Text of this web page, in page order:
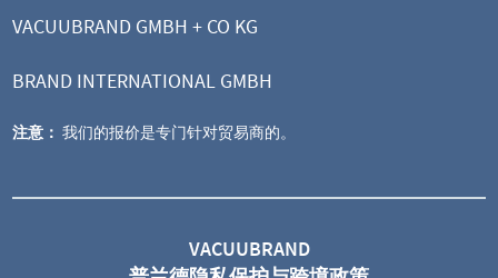
VACUUBRAND GMBH + CO KG
BRAND INTERNATIONAL GMBH
注意： 我们的报价是专门针对贸易商的。
VACUUBRAND